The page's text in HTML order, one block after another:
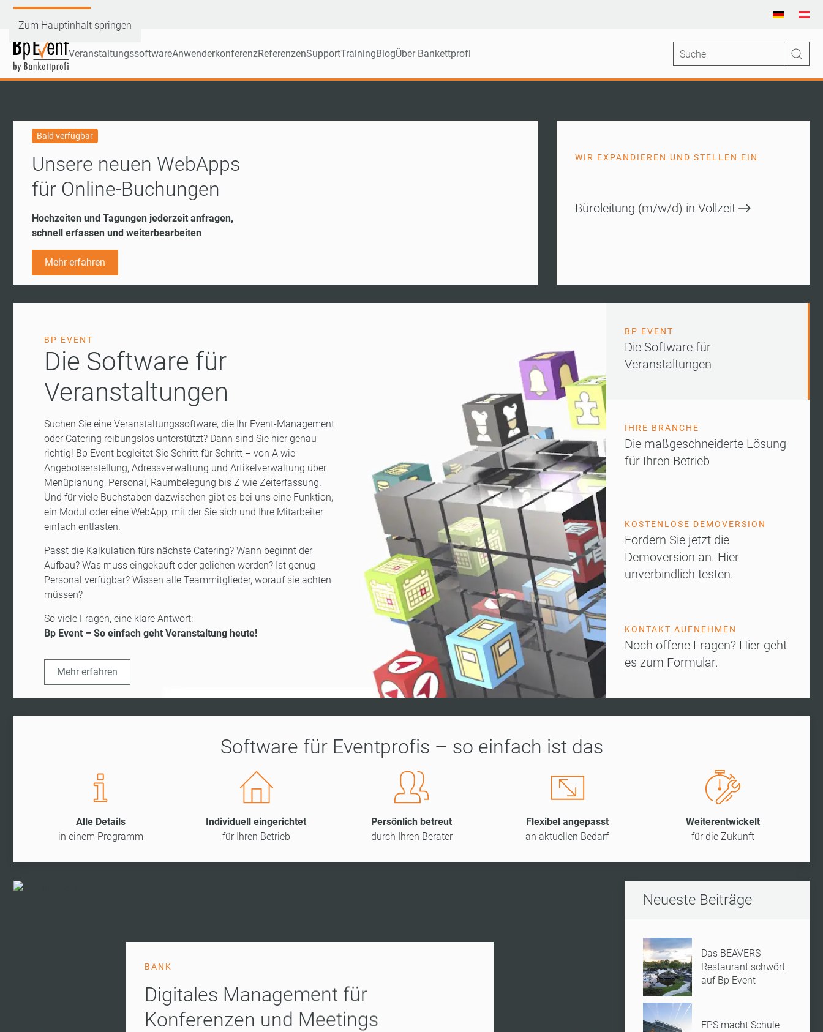
Zum Hauptinhalt springen
VeranstaltungssoftwareAnwenderkonferenzReferenzenSupportTrainingBlogÜber Bankettprofi
Bald verfügbar
Unsere neuen WebApps
für Online-Buchungen
Hochzeiten und Tagungen jederzeit anfragen,
schnell erfassen und weiterbearbeiten
Mehr erfahren
WIR EXPANDIEREN UND STELLEN EIN
Büroleitung (m/w/d) in Vollzeit
BP EVENT
Die Software für
Veranstaltungen
IHRE BRANCHE
Die maßgeschneiderte Lösung
für Ihren Betrieb
KOSTENLOSE DEMOVERSION
Fordern Sie jetzt die
Demoversion an. Hier
unverbindlich testen.
KONTAKT AUFNEHMEN
Noch offene Fragen? Hier geht
es zum Formular.
BP EVENT
Die Software für
Veranstaltungen
Suchen Sie eine Veranstaltungssoftware, die Ihr Event-Management
oder Catering reibungslos unterstützt? Dann sind Sie hier genau
richtig! Bp Event begleitet Sie Schritt für Schritt – von A wie
Angebotserstellung, Adressverwaltung und Artikelverwaltung über
Menüplanung, Personal, Raumbelegung bis Z wie Zeiterfassung.
Und für viele Buchstaben dazwischen gibt es bei uns eine Funktion,
ein Modul oder eine WebApp, mit der Sie sich und Ihre Mitarbeiter
einfach entlasten.
Passt die Kalkulation fürs nächste Catering? Wann beginnt der
Aufbau? Was muss eingekauft oder geliehen werden? Ist genug
Personal verfügbar? Wissen alle Teammitglieder, worauf sie achten
müssen?
So viele Fragen, eine klare Antwort:
Bp Event – So einfach geht Veranstaltung heute!
Mehr erfahren
Software für Eventprofis – so einfach ist das
Alle Details
in einem Programm
Individuell eingerichtet
für Ihren Betrieb
Persönlich betreut
durch Ihren Berater
Flexibel angepasst
an aktuellen Bedarf
Weiterentwickelt
für die Zukunft
BANK
Digitales Management für
Konferenzen und Meetings
BANKETT
Neueste Beiträge
Das BEAVERS
Restaurant schwört
auf Bp Event
FPS macht Schule